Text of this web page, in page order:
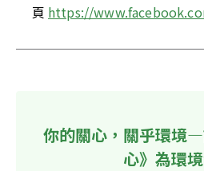
頁 https://
你的關心，關乎環境
心》為環